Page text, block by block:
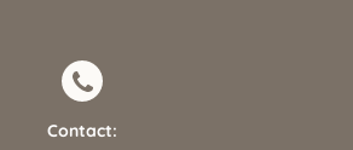
Contact: